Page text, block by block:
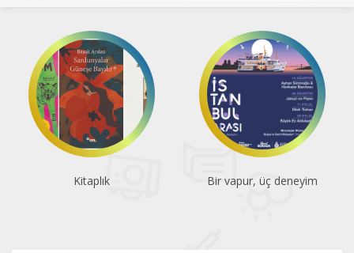
Bir vapur, üç deneyim Atatürk Kitaplığı